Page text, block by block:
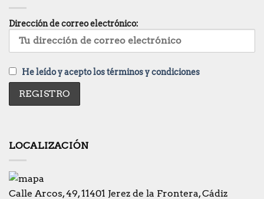
Dirección de correo electrónico:
He leído y acepto los términos y condiciones
LOCALIZACIÓN
Calle Arcos, 49, 11401 Jerez de la Frontera, Cádiz